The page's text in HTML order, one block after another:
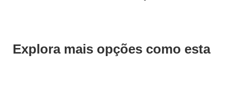
Explora mais opções como esta